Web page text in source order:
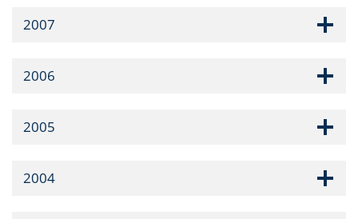
2007
2006
2005
2004